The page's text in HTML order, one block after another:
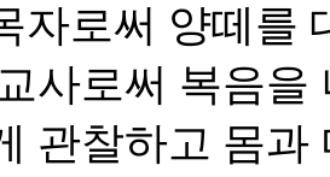
자로써 양떼를
사로써 복음
관찰하고 몸